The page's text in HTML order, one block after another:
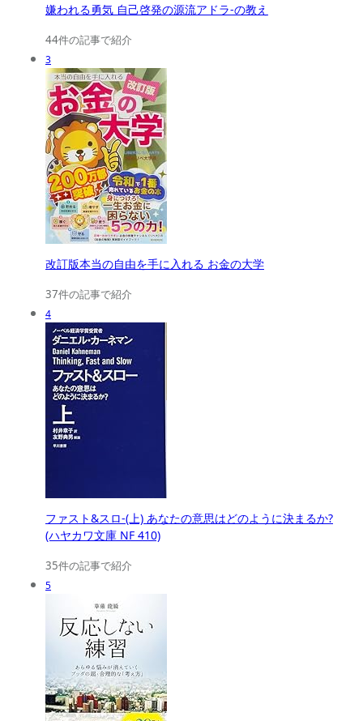
嫌われる勇気 自己啓発の源流アドラ-の教え
44件の記事で紹介
3
改訂版本当の自由を手に入れる お金の大学
37件の記事で紹介
4
ファスト&スロ-(上) あなたの意思はどのように決まるか?
(ハヤカワ文庫 NF 410)
35件の記事で紹介
5